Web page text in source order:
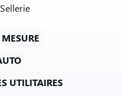
UTILITAIRES